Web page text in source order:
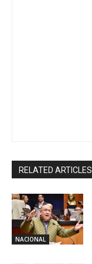
RELATED ARTICLES
NACIONAL